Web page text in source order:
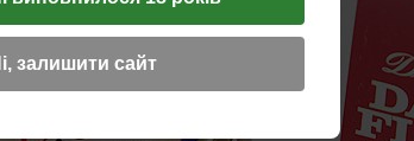
залишити сайт